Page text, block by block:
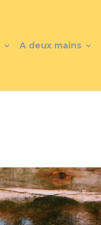
A deux mains